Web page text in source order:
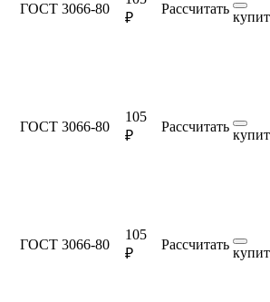
ГОСТ 3066-80
₽
Рассчитать
ГОСТ 3066-80
105
₽
Рассчитать
ГОСТ 3066-80
105
₽
Рассчитать